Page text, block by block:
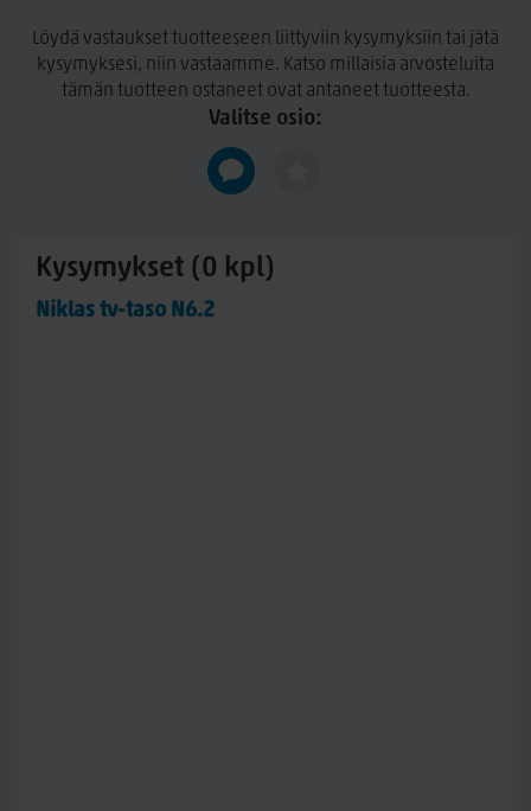
Löydä vastaukset tuotteeseen liittyviin kysymyksiin tai jätä
kysymyksesi, niin vastaamme. Katso millaisia arvosteluita
tämän tuotteen ostaneet ovat antaneet tuotteesta.
Valitse osio:
Kysymykset (0 kpl)
Niklas tv-taso N6.2